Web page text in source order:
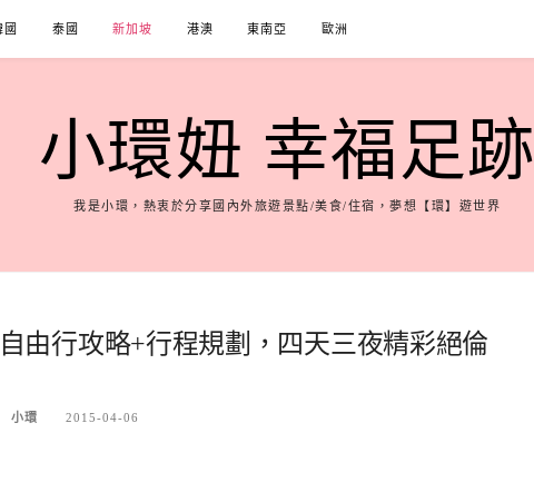
國 泰國 新加坡 港澳 東南亞 歐洲
小環妞 幸福足跡
我是小環，熱衷於分享國內外旅遊景點/美食/住宿，夢想【環】遊世界
由行攻略+行程規劃，四天三夜精彩絕倫
小環 2015-04-06